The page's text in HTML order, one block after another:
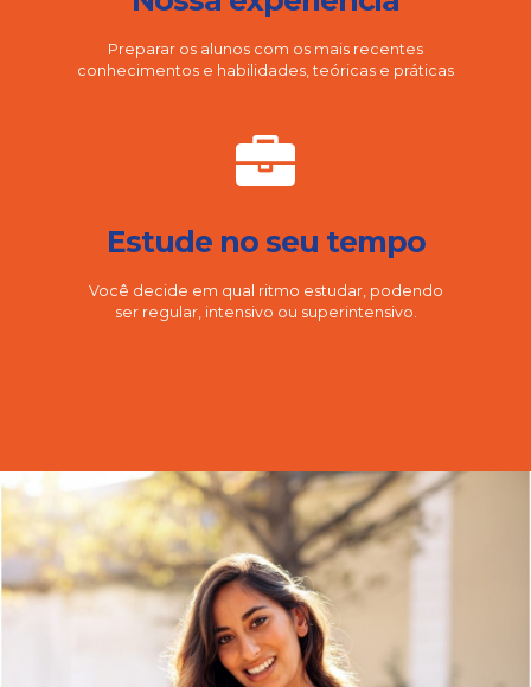
Preparar os alunos com os mais recentes
conhecimentos e habilidades, teóricas e práticas
Estude no seu tempo
Você decide em qual ritmo estudar, podendo
ser regular, intensivo ou superintensivo.